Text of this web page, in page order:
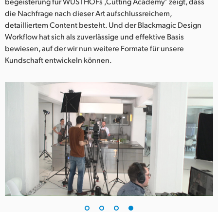
die Nachfrage nach dieser Art aufschlussreichem,
detailliertem Content besteht. Und der Blackmagic Design
Workflow hat sich als zuverlässige und effektive Basis
bewiesen, auf der wir nun weitere Formate für unsere
Kundschaft entwickeln können.